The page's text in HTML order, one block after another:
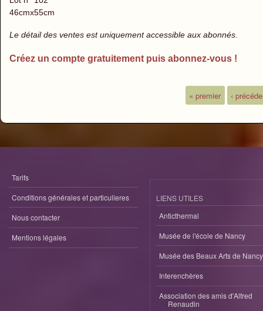
46cmx55cm
Le détail des ventes est uniquement accessible aux abonnés.
Créez un compte gratuitement puis abonnez-vous !
« premier ‹
Tarifs
Conditions générales et particulieres
Nous contacter
Mentions légales
LIENS UTILES
Anticthermal
Musée de l'école de Nancy
Musée des Beaux Arts de Nancy
Interenchères
Association des amis d'Alfred
Renaudin